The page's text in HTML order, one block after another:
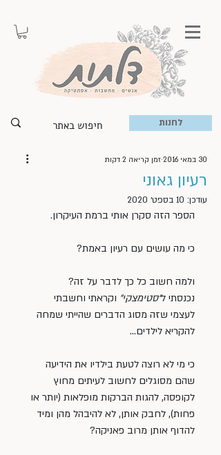
לחנות
רעיון גאוני
30 במאי 2016 זמן קריאה 2 דקות
עודכן: 10 בספט׳ 2020
הספר הזה סקרן אותי ברמת העיקרון.
כי מה עושים עם רעיון באמת?
ולמה חשוב כל כך לדבר על זה?
נכנסתי ל“סטימצקי” וקראתי וחשבתי
לעצמי שזה מסוג הדברים שהייתי שמחה
להקריא לילדים…
כי מי לא רוצה לטעת בילדיו את הידיעה
שהם מסוגלים לחשוב לעיתים מחוץ
לקופסה, להגות הברקות מופלאות (יותר או
פחות), לחבק אותן, לא להיבהל מהן ומיד
להדוף אותן מרוב פאניקה?